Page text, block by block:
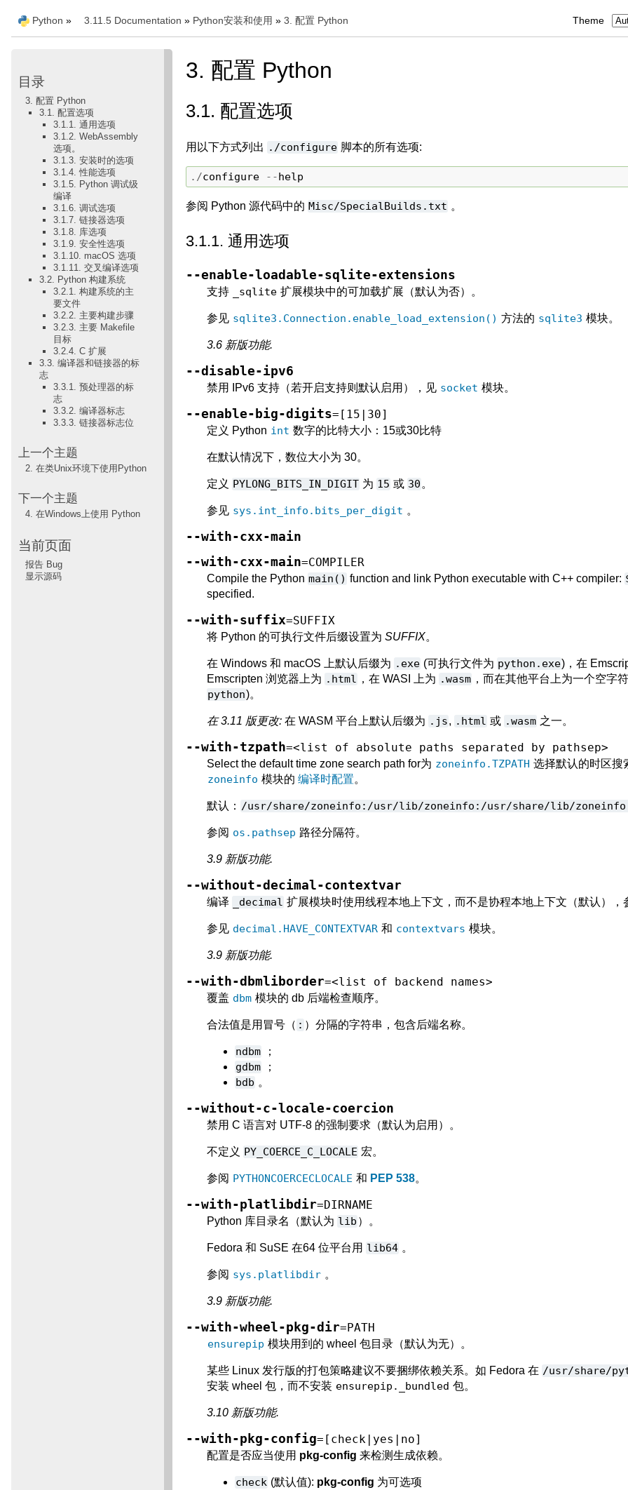
Python » 3.11.5 Documentation » Python安装和使用 » 3. 配置 Python Theme
3. 配置 Python
3.1. 配置选项
用以下方式列出 ./configure 脚本的所有选项:
./configure -- help
参阅 Python 源代码中的 Misc/SpecialBuilds.txt 。
3.1.1.通用选项
--enable-loadable-sqlite-extensions
支持 _sqlite 扩展模块中的可加载扩展（默认为否）。
参见 sqlite3.Connection.enable_load_extension() 方法的 sqlite3 模块。
3.6 新版功能.
--disable-ipv6
禁用 IPv6 支持（若开启支持则默认启用），见 socket 模块。
--enable-big-digits=[15|30]
定义 Python int 数字的比特大小：15或30比特
在默认情况下，数位大小为 30。
定义 PYLONG_BITS_IN_DIGIT 为 15 或 30 。
参见 sys.int_info.bits_per_digit 。
--with-cxx-main
--with-cxx-main=COMPILER
Compile the Python main() function and link Python executable with C++ compiler:
specified.
--with-suffix=SUFFIX
将 Python 的可执行文件后缀设置为SUFFIX。
在 Windows 和 macOS 上默认后缀为 .exe (可执行文件为 python.exe)，在
Emscripten 浏览器上为 .html ，在 WASI 上为 .wasm ，而在其他平台上为一个空字
python)。
在 3.11 版更改:在 WASM 平台上默认后缀为 .js, .html 或 .wasm 之一。
--with-tzpath=<list of absolute paths separated by pathsep>
Select the default time zone search path for为 zoneinfo.TZPATH 选择默认的时区搜
zoneinfo 模块的编译时配置。
默认： /usr/share/zoneinfo:/usr/lib/zoneinfo:/usr/share/lib/
参阅 os.pathsep 路径分隔符。
3.9 新版功能.
--without-decimal-contextvar
编译 _decimal 扩展模块时使用线程本地上下文，而不是协程本地上下文（默认）
参见 decimal.HAVE_CONTEXTVAR 和 contextvars 模块。
3.9 新版功能.
--with-dbmliborder=<list of backend names>
覆盖 dbm 模块的 db 后端检查顺序。
合法值是用冒号（ : ）分隔的字符串，包含后端名称。
ndbm ；
gdbm ；
bdb 。
--without-c-locale-coercion
禁用 C 语言对 UTF-8 的强制要求（默认为启用）。
不定义 PY_COERCE_C_LOCALE 宏。
参阅 PYTHONCOERCECLOCALE 和 PEP 538。
--with-platlibdir=DIRNAME
Python 库目录名（默认为 lib ）。
Fedora 和 SuSE 在64 位平台用 lib64 。
参阅 sys.platlibdir 。
3.9 新版功能.
--with-wheel-pkg-dir=PATH
ensurepip 模块用到的 wheel 包目录（默认为无）。
某些 Linux 发行版的打包策略建议不要捆绑依赖关系。如 Fedora 在 /usr/share/
安装 wheel 包，而不安装 ensurepip._bundled 包。
3.10 新版功能.
--with-pkg-config=[check|yes|no]
配置是否应当使用 pkg-config 来检测生成依赖。
check (默认值): pkg-config 为可选项
目录
3. 配置 Python
3.1. 配置选项
3.1.1. 通用选项
3.1.2. WebAssembly
选项。
3.1.3. 安装时的选项
3.1.4. 性能选项
3.1.5. Python 调试级
编译
3.1.6. 调试选项
3.1.7. 链接器选项
3.1.8. 库选项
3.1.9. 安全性选项
3.1.10. macOS 选项
3.1.11. 交叉编译选项
3.2. Python 构建系统
3.2.1. 构建系统的主
要文件
3.2.2. 主要构建步骤
3.2.3. 主要 Makefile
目标
3.2.4. C 扩展
3.3. 编译器和链接器的标
志
3.3.1. 预处理器的标
志
3.3.2. 编译器标志
3.3.3. 链接器标志位
上一个主题
2. 在类Unix环境下使用Python
下一个主题
4. 在Windows上使用 Python
当前页面
报告 Bug
显示源码